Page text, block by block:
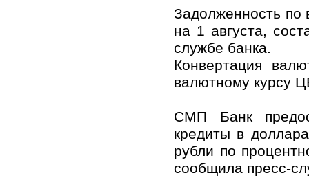
Задолженность по
на 1 августа,
службе банка.
Конвертация
валютному курсу
СМП Банк
кредиты в
рубли по
сообщила пресс-